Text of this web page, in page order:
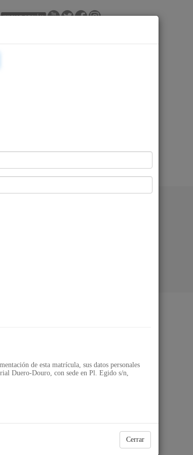
de esta matrícula, sus datos personales
Duero-Douro, con sede en Pl. Egido s/n,
Cerrar